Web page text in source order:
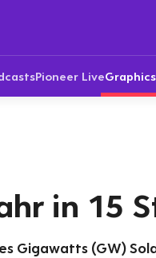
Pioneer LiveGraphics
in 15
Gigawatts (GW)